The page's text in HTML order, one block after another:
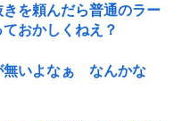
を頼んだら普通のラー
おかしくねえ？
無いよなぁ なんかな